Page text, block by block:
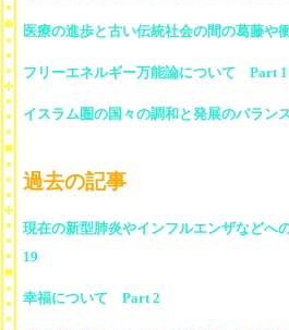
医療の進歩と古い伝統社会の間の葛藤
フリーエネルギー万能論について Part 1
イスラム圏の国々の調和と発展のバラン
過去の記事
現在の新型肺炎やインフルエンザなど
19
幸福について Part 2